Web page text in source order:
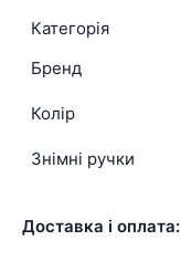
Категорія
Бренд
Колір
Знімні ручки
Доставка і оплата: